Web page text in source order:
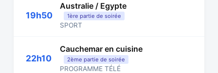
19h50
Australie / Egypte
1ère partie de soirée
SPORT
22h10
Cauchemar en cuisine
2ème partie de soirée
PROGRAMME TÉLÉ